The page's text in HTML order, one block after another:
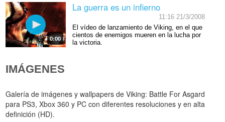
0:00
La guerra es un infierno
11:16 21/3/2008
El vídeo de lanzamiento de Viking, en el que
cientos de enemigos mueren en la lucha por
la victoria.
IMÁGENES
Galería de imágenes y wallpapers de Viking: Battle For Asgard
para PS3, Xbox 360 y PC con diferentes resoluciones y en alta
definición (HD).